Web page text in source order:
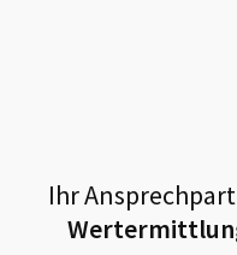
Ihr